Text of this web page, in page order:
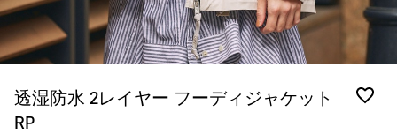
透湿防水 2レイヤー フーディジャケット
RP